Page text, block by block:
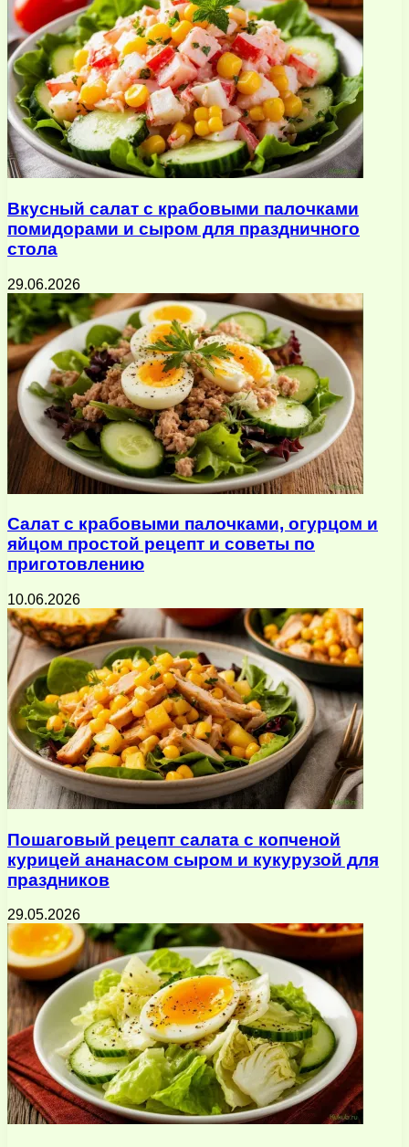
Вкусный салат с крабовыми палочками
помидорами и сыром для праздничного
стола
29.06.2026
Салат с крабовыми палочками, огурцом и
яйцом простой рецепт и советы по
приготовлению
10.06.2026
Пошаговый рецепт салата с копченой
курицей ананасом сыром и кукурузой для
праздников
29.05.2026